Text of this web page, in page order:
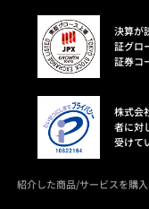
決算が
証グロ
証券コ
株式会
者に対
受けて
紹介した商品/サービスを購